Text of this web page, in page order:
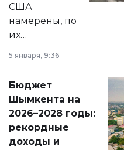
США
намерены, по
их
принести
народу
Венесуэлы.
5 января, 9:36
Бюджет
Шымкента на
2026–2028 годы:
рекордные
доходы и